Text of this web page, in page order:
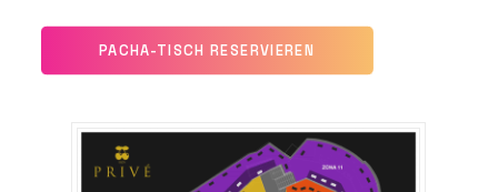
PACHA-TISCH RESERVIEREN